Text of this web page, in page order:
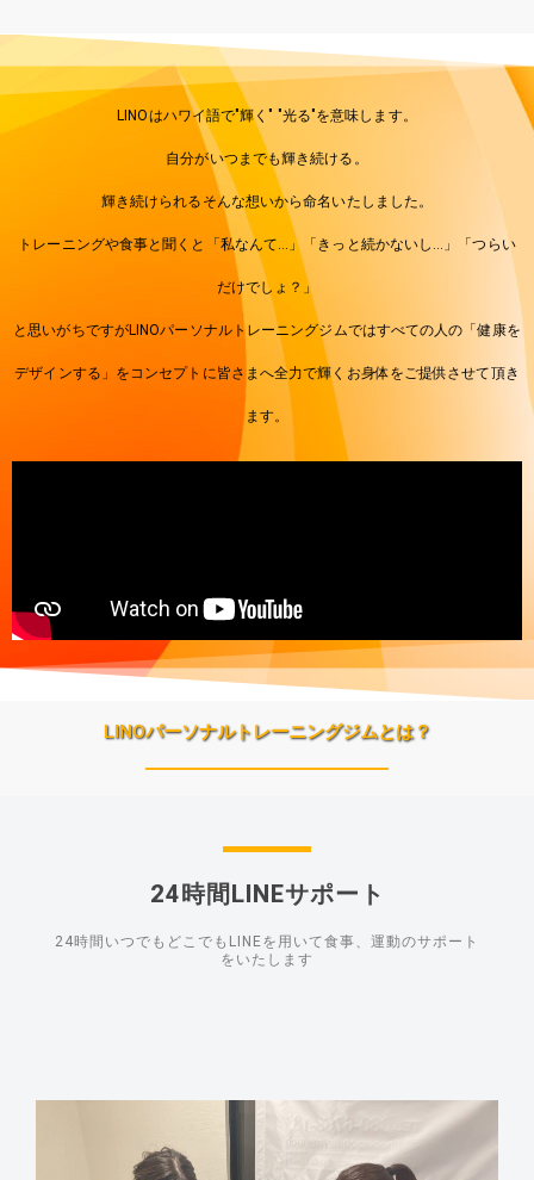
LINOはハワイ語で"輝く" "光る"を意味します。
自分がいつまでも輝き続ける。
輝き続けられるそんな想いから命名いたしました。
トレーニングや食事と聞くと「私なんて…」「きっと続かないし…」「つらい
だけでしょ？」
と思いがちですがLINOパーソナルトレーニングジムではすべての人の「健康を
デザインする」をコンセプトに皆さまへ全力で輝くお身体をご提供させて頂き
ます。
LINOパーソナルトレーニングジムとは？
24時間LINEサポート
24時間いつでもどこでもLINEを用いて食事、運動のサポート
をいたします